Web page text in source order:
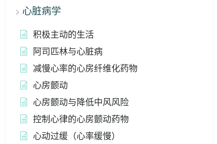
心脏病学
积极主动的生活
阿司匹林与心脏病
减慢心率的心房纤维化药物
心房颤动
心房颤动与降低中风风险
控制心律的心房颤动药物
心动过缓（心率缓慢）